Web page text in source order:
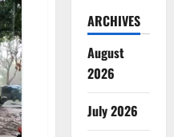
ARCHIVES
August
2026
July 2026